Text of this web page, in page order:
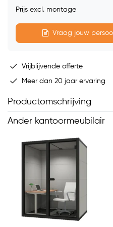
Prijs excl. montage
Vraag jouw
Vrijblijvende offerte
Meer dan 20 jaar ervaring
Productomschrijving
Ander kantoormeubilair